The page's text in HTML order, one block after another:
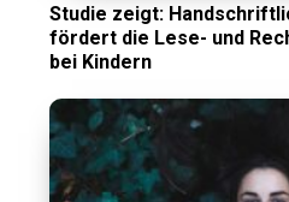
Studie zeigt:
fördert die Lese- und
bei Kindern